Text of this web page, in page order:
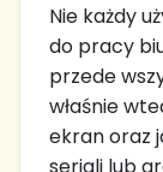
Nie każdy
do pracy
przede
właśnie
ekran oraz
seriali lub